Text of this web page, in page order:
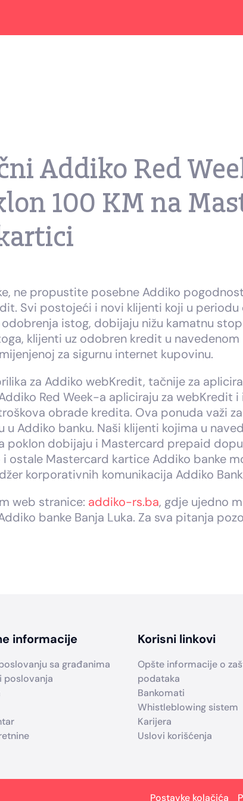
Addiko Red
100 KM na
ne propustite posebne Addiko
Svi postojeći i novi klijenti koji u periodu
istog, dobijaju nižu kamatnu
klijenti uz odobren kredit u
za sigurnu internet kupovinu.
za Addiko webKredit, tačnije za
Red Week-a apliciraju za
obrade kredita. Ova ponuda važi
u Addiko banku. Naši klijenti kojima u
poklon dobijaju i Mastercard prepaid
ostale Mastercard kartice Addiko banke
korporativnih komunikacija Addiko
web stranice: addiko-rs.ba, gdje ujedno
banke Banja Luka. Za sva pitanja
informacije
sa građanima
poslovanja
Korisni linkovi
Opšte informacije o
podataka
Bankomati
Whistleblowing sistem
Karijera
Uslovi korišćenja
Postavke kolačića